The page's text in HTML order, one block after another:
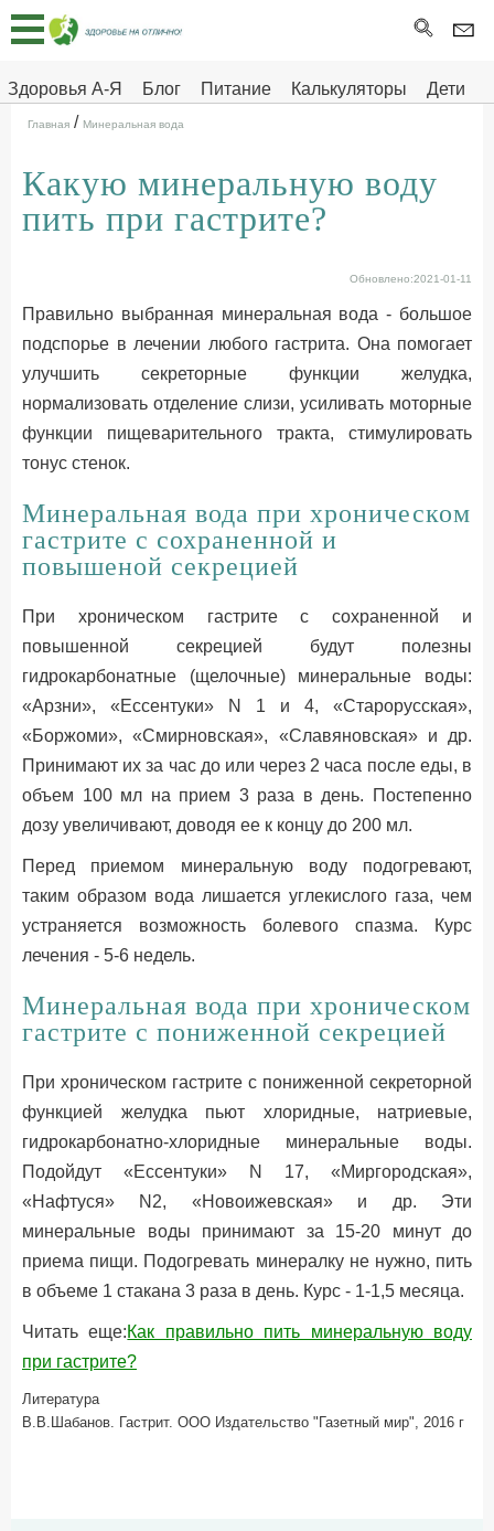
Здоровья А-Я Блог Питание Калькуляторы
Дети
Здоровье на отлично
Главная
Тесты
Про
ДЕТЯМ
Главная / Минеральная вода
Какую минеральную воду
пить при гастрите?
Обновлено:2021-01-11
Правильно выбранная минеральная вода - большое
подспорье в лечении любого гастрита. Она помогает
улучшить секреторные функции желудка,
нормализовать отделение слизи, усиливать моторные
функции пищеварительного тракта, стимулировать
тонус стенок.
Минеральная вода при хроническом
гастрите с сохраненной и
повышеной секрецией
При хроническом гастрите с сохраненной и
повышенной секрецией будут полезны
гидрокарбонатные (щелочные) минеральные воды:
«Арзни», «Ессентуки» N 1 и 4, «Старорусская»,
«Боржоми», «Смирновская», «Славяновская» и др.
Принимают их за час до или через 2 часа после еды, в
объем 100 мл на прием 3 раза в день. Постепенно
дозу увеличивают, доводя ее к концу до 200 мл.
Перед приемом минеральную воду подогревают,
таким образом вода лишается углекислого газа, чем
устраняется возможность болевого спазма. Курс
лечения - 5-6 недель.
Минеральная вода при хроническом
гастрите с пониженной секрецией
При хроническом гастрите с пониженной секреторной
функцией желудка пьют хлоридные, натриевые,
гидрокарбонатно-хлоридные минеральные воды.
Подойдут «Ессентуки» N 17, «Миргородская»,
«Нафтуся» N2, «Новоижевская» и др. Эти
минеральные воды принимают за 15-20 минут до
приема пищи. Подогревать минералку не нужно, пить
в объеме 1 стакана 3 раза в день. Курс - 1-1,5 месяца.
Читать еще:Как правильно пить минеральную воду
при гастрите?
Литература
В.В.Шабанов. Гастрит. ООО Издательство "Газетный мир", 2016 г